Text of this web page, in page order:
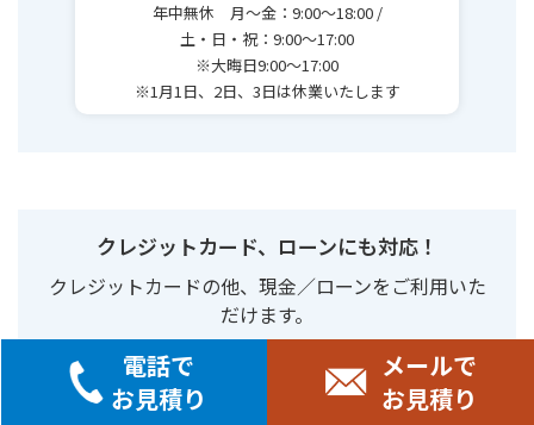
年中無休 月～金：9:00～18:00 /
土・日・祝：9:00～17:00
※大晦日9:00～17:00
※1月1日、2日、3日は休業いたします
クレジットカード、ローンにも対応！
クレジットカードの他、現金／ローンをご利用いた
だけます。
＜対応クレジットカード＞
電話で
お見積り
メールで
お見積り